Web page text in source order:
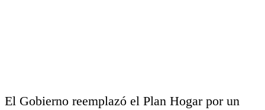
El Gobierno reemplazó el Plan Hogar por un